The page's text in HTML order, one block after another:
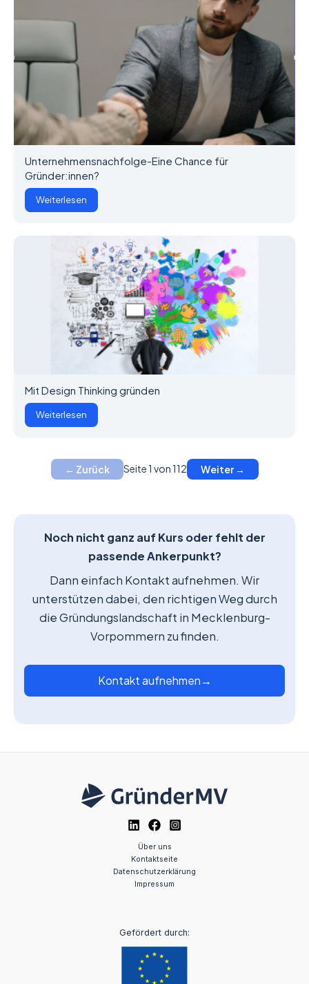
Unternehmensnachfolge-Eine Chance für
Gründer:innen?
Weiterlesen
Mit Design Thinking gründen
Weiterlesen
← Zurück Seite 1 von 112 Weiter →
Noch nicht ganz auf Kurs oder fehlt der
passende Ankerpunkt?
Dann einfach Kontakt aufnehmen. Wir
unterstützen dabei, den richtigen Weg durch
die Gründungslandschaft in Mecklenburg-
Vorpommern zu finden.
Kontakt aufnehmen→
Über uns
Kontaktseite
Datenschutzerklärung
Impressum
Gefördert durch: